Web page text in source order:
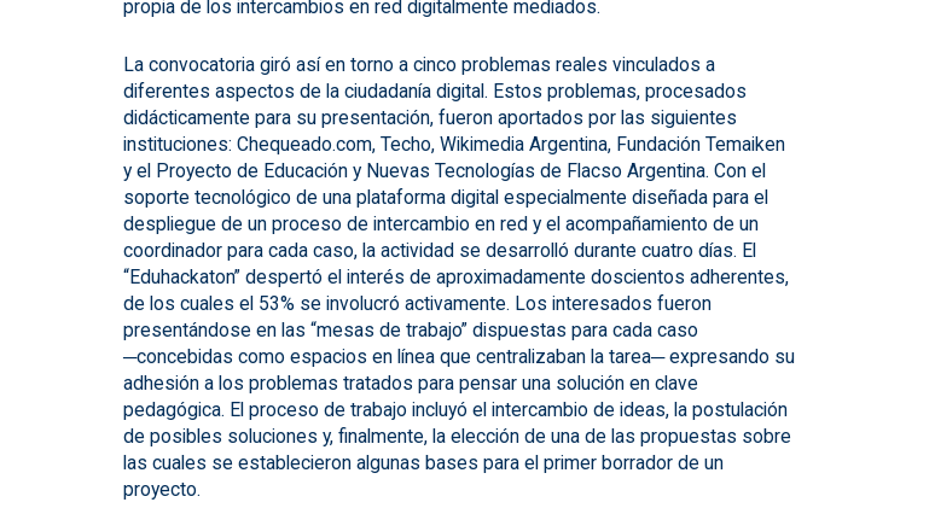
propia de los intercambios en red digitalmente mediados.
La convocatoria giró así en torno a cinco problemas reales vinculados a
diferentes aspectos de la ciudadanía digital. Estos problemas, procesados
didácticamente para su presentación, fueron aportados por las siguientes
instituciones: Chequeado.com, Techo, Wikimedia Argentina, Fundación Temaiken
y el Proyecto de Educación y Nuevas Tecnologías de Flacso Argentina. Con el
soporte tecnológico de una plataforma digital especialmente diseñada para el
despliegue de un proceso de intercambio en red y el acompañamiento de un
coordinador para cada caso, la actividad se desarrolló durante cuatro días. El
“Eduhackaton” despertó el interés de aproximadamente doscientos adherentes,
de los cuales el 53% se involucró activamente. Los interesados fueron
presentándose en las “mesas de trabajo” dispuestas para cada caso
─concebidas como espacios en línea que centralizaban la tarea─ expresando su
adhesión a los problemas tratados para pensar una solución en clave
pedagógica. El proceso de trabajo incluyó el intercambio de ideas, la postulación
de posibles soluciones y, finalmente, la elección de una de las propuestas sobre
las cuales se establecieron algunas bases para el primer borrador de un
proyecto.